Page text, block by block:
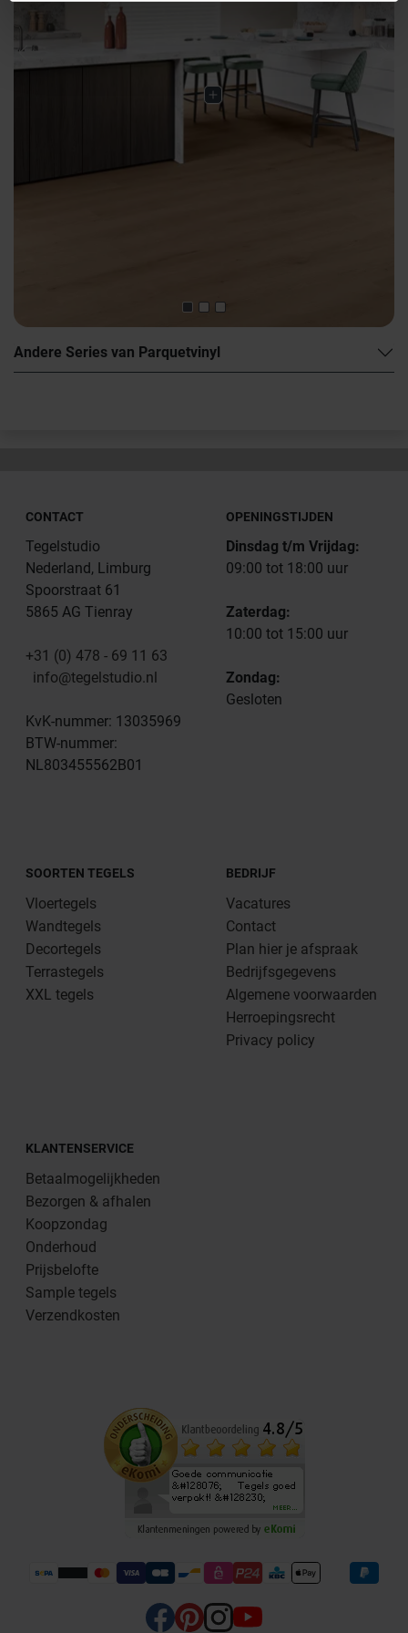
Previous
Andere Series van Parquetvinyl
CONTACT
Tegelstudio
Nederland, Limburg
Spoorstraat 61
5865 AG Tienray
+31 (0) 478 - 69 11 63
info@tegelstudio.nl
KvK-nummer: 13035969
BTW-nummer:
NL803455562B01
OPENINGSTIJDEN
Dinsdag t/m Vrijdag:
09:00 tot 18:00 uur
Zaterdag:
10:00 tot 15:00 uur
Zondag:
Gesloten
SOORTEN TEGELS
Vloertegels
Wandtegels
Decortegels
Terrastegels
XXL tegels
BEDRIJF
Vacatures
Contact
Plan hier je afspraak
Bedrijfsgegevens
Algemene voorwaarden
Herroepingsrecht
Privacy policy
KLANTENSERVICE
Betaalmogelijkheden
Bezorgen & afhalen
Koopzondag
Onderhoud
Prijsbelofte
Sample tegels
Verzendkosten